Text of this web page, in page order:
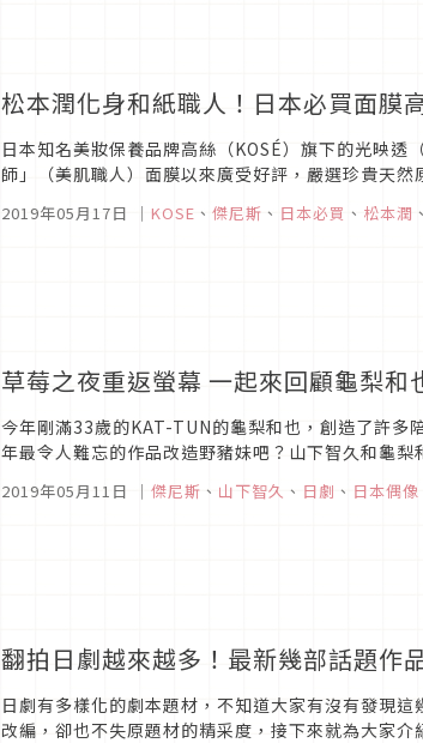
松本潤化身和紙職人！日本必買面膜
日本知名美妝保養品牌高絲（KOSÉ）旗下的光映
師」（美肌職人）面膜以來廣受好評，嚴選珍貴天
2019年05月17日 ｜ KOSE 、 傑尼斯 、 日本必買 、 松本潤 、
草莓之夜重返螢幕 一起來回顧龜梨和
今年剛滿33歲的KAT-TUN的龜梨和也，創造了許多
年最令人難忘的作品改造野豬妹吧？山下智久和龜
2019年05月11日 ｜ 傑尼斯 、 山下智久 、 日劇 、 日本偶像
翻拍日劇越來越多！最新幾部話題作
日劇有多樣化的劇本題材，不知道大家有沒有發現
改編，卻也不失原題材的精采度，接下來就為大家